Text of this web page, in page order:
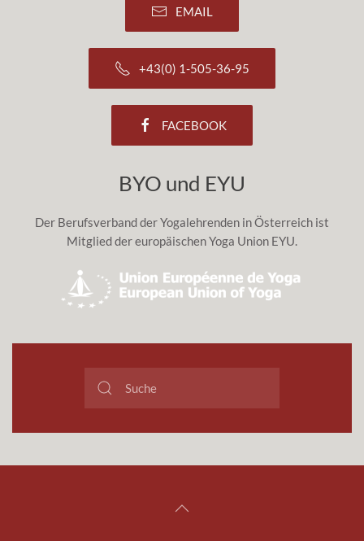
EMAIL
+43(0) 1-505-36-95
FACEBOOK
BYO und EYU
Der Berufsverband der Yogalehrenden in Österreich ist
Mitglied der europäischen Yoga Union EYU.